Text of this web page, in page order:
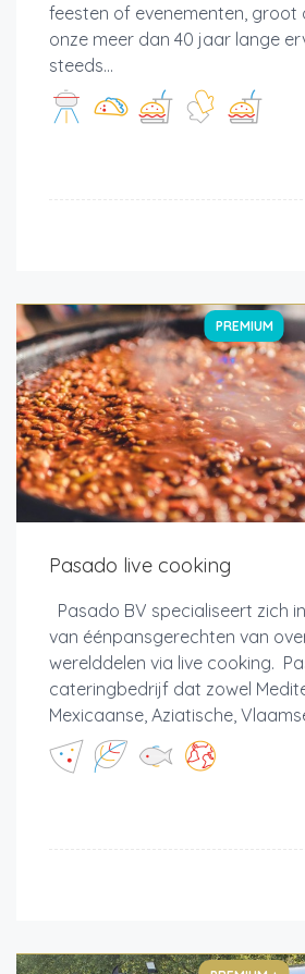
feesten of evenementen, groot
onze meer dan 40 jaar lange
steeds...
PREMIUM
Pasado live cooking
Pasado BV specialiseert zich
van éénpansgerechten van
werelddelen via live cooking.
cateringbedrijf dat zowel
Mexicaanse, Aziatische,